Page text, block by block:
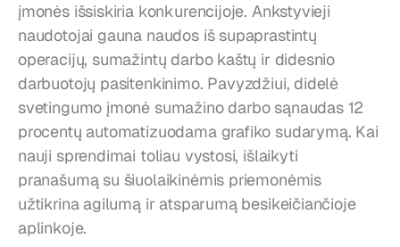
įmonės išsiskiria konkurencijoje. Ankstyvieji
naudotojai gauna naudos iš supaprastintų
operacijų, sumažintų darbo kaštų ir didesnio
darbuotojų pasitenkinimo. Pavyzdžiui, didelė
svetingumo įmonė sumažino darbo sąnaudas 12
procentų automatizuodama grafiko sudarymą. Kai
nauji sprendimai toliau vystosi, išlaikyti
pranašumą su šiuolaikinėmis priemonėmis
užtikrina agilumą ir atsparumą besikeičiančioje
aplinkoje.